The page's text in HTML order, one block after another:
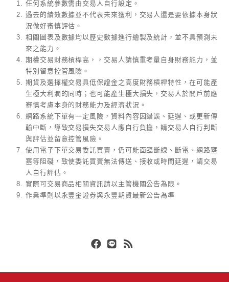
任何系統參數需由交易人自行設定。
過去的績效數據並不代表未來獲利，交易人還是要依據本身狀
況做好審慎評估。
相關圖表及數據均以歷史數據進行繪製及統計，並不具預測未
來之能力。
期權交易財務槓桿高，，交易人請慎重考量自身財務能力，並
特別留意控管風險。
期貨及選擇權交易具低保證金之高度財務槓桿特性，在可能產
生極大利潤的同時；也可能產生極大損失，交易人於開戶前應
審慎考慮本身的財務能力及經濟狀況。
網路系統下單有一定風險，資料內容因錯誤、延遲、或更新傳
輸中斷，導致交易損失交易人應自行負擔，請交易人自行判斷
與評估並留意控管風險。
使用電子下單交易委託買賣，仍可能面臨斷線、斷電、網路壅
塞等阻礙，致使委託買賣無法傳送、接收或時間延遲，請交易
人自行評估。
實際可交易商品相關資訊請以主管機關公告為限。
作業準則以永豐金證券與永豐期貨最新公告為準